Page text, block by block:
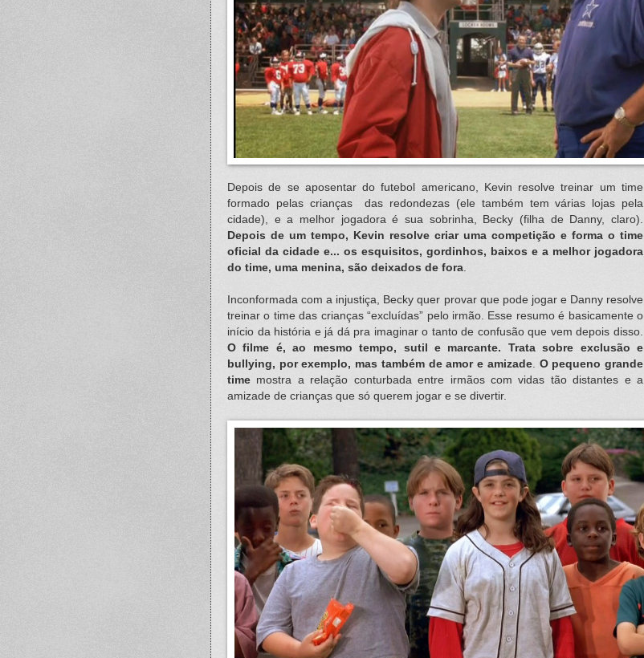
Depois de se aposentar do futebol americano, Kevin resolve treinar um time
formado pelas crianças das redondezas (ele também tem várias lojas pela
cidade), e a melhor jogadora é sua sobrinha, Becky (filha de Danny, claro).
Depois de um tempo, Kevin resolve criar uma competição e forma o time
oficial da cidade e... os esquisitos, gordinhos, baixos e a melhor jogadora
do time, uma menina, são deixados de fora.
Inconformada com a injustiça, Becky quer provar que pode jogar e Danny resolve
treinar o time das crianças “excluídas” pelo irmão. Esse resumo é basicamente o
início da história e já dá pra imaginar o tanto de confusão que vem depois disso.
O filme é, ao mesmo tempo, sutil e marcante. Trata sobre exclusão e
bullying, por exemplo, mas também de amor e amizade. O pequeno grande
time mostra a relação conturbada entre irmãos com vidas tão distantes e a
amizade de crianças que só querem jogar e se divertir.